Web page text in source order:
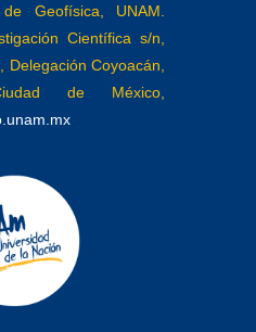
Geofísica, UNAM.
Científica s/n,
Delegación Coyoacán,
de México,